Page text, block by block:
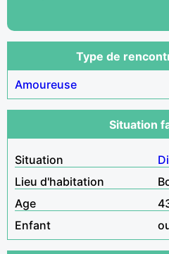
Type de
Amoureuse
Situation
Situation
Lieu d'habitation
Age
Enfant